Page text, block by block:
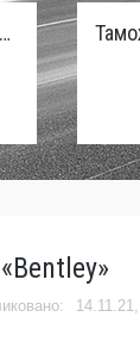
Стоимость обслуживания автомобилей в России вырастет из-за дефицита кадров
14.11.21,